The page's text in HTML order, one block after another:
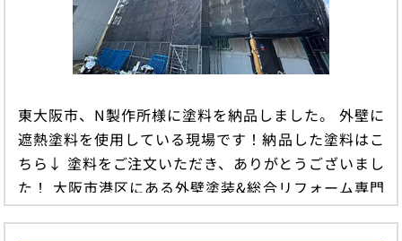
東大阪市、N製作所様に塗料を納品しました。 外壁に
遮熱塗料を使用している現場です！納品した塗料はこ
ちら↓ 塗料をご注文いただき、ありがとうございまし
た！ 大阪市港区にある外壁塗装&総合リフォーム専門
店は株式会社マ […]